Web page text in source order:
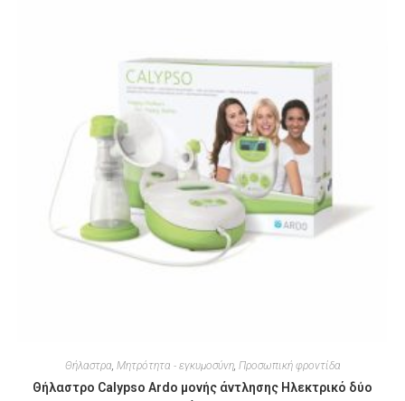
Θήλαστρα, Μητρότητα - εγκυμοσύνη, Προσωπική φροντίδα
Θήλαστρο Calypso Ardo μονής άντλησης Ηλεκτρικό δύο